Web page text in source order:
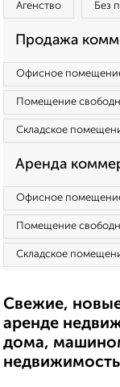
Агенство Без
Продажа
Офисное
Помещение
Складское
Аренда
Офисное
Помещение
Складское
Свежие,
аренде
дома,